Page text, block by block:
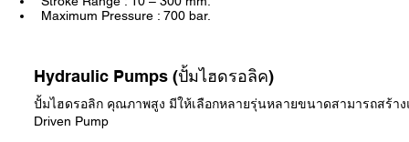
Maximum Pressure : 700 bar.
Hydraulic Pumps (ปั้มไฮดรอลิค)
ปั้มไฮดรอลิก คุณภาพสูง มีให้เลือกหลายรุ่นหลายขนาดสามารถสร้าง
Driven Pump